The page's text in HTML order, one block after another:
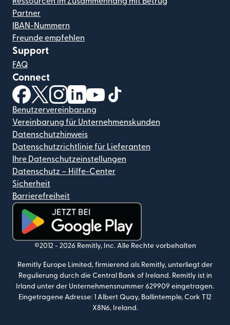
Partner
IBAN-Nummern
Freunde empfehlen
Support
FAQ
Connect
(wird in einem neuen Fenster geöffnet)
(wird in einem neuen Fenster geöffnet)
(wird in einem neuen Fenster geöffnet)
(wird in einem neuen Fenster geöffnet)
(wird in einem neuen Fenster
Benutzervereinbarung
Vereinbarung für Unternehmenskunden
Datenschutzhinweis
Datenschutzrichtlinie für Lieferanten
Ihre Datenschutzeinstellungen
Datenschutz – Hilfe-Center
Sicherheit
Barrierefreiheit
(wird in einem neuen Fenster geöffnet)
©2012 - 2026 Remitly, Inc. Alle Rechte vorbehalten
Remitly Europe Limited, firmierend als Remitly, unterliegt der
Regulierung durch die Central Bank of Ireland. Remitly ist in
Irland unter der Unternehmensnummer 629909 eingetragen.
Eingetragene Adresse: 1 Albert Quay, Ballintemple, Cork T12
X8N6, Ireland.